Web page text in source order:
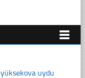
yüksekova uydu